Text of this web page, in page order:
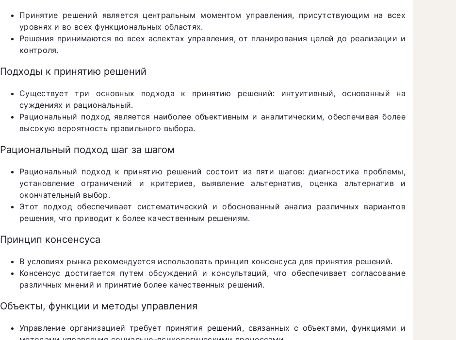
Принятие решений является центральным моментом управления, присутствующим на всех
уровнях и во всех функциональных областях.
Решения принимаются во всех аспектах управления, от планирования целей до реализации и
контроля.
Подходы к принятию решений
Существует три основных подхода к принятию решений: интуитивный, основанный на
суждениях и рациональный.
Рациональный подход является наиболее объективным и аналитическим, обеспечивая более
высокую вероятность правильного выбора.
Рациональный подход шаг за шагом
Рациональный подход к принятию решений состоит из пяти шагов: диагностика проблемы,
установление ограничений и критериев, выявление альтернатив, оценка альтернатив и
окончательный выбор.
Этот подход обеспечивает систематический и обоснованный анализ различных вариантов
решения, что приводит к более качественным решениям.
Принцип консенсуса
В условиях рынка рекомендуется использовать принцип консенсуса для принятия решений.
Консенсус достигается путем обсуждений и консультаций, что обеспечивает согласование
различных мнений и принятие более качественных решений.
Объекты, функции и методы управления
Управление организацией требует принятия решений, связанных с объектами, функциями и